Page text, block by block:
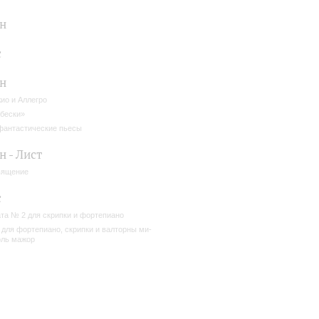
и Аллегро
пьесы
- Лист
№ 2 для скрипки и фортепиано
для фортепиано, скрипки и валторны ми-
мажор